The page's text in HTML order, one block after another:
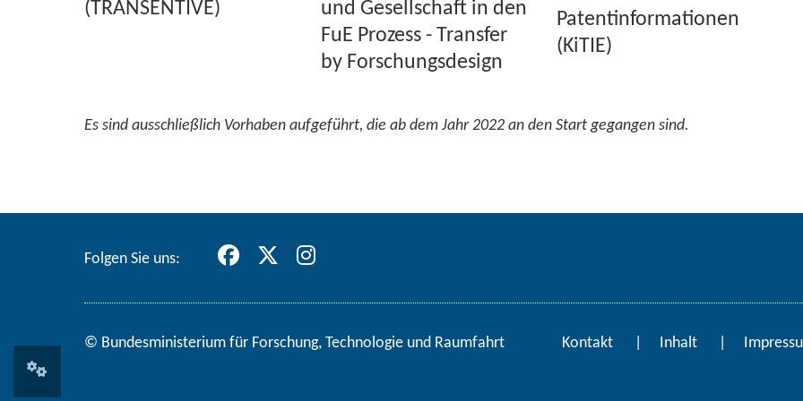
(TRAN­SEN­TI­VE)
und Ge­sell­schaft in den
FuE Pro­zess - Trans­fer
by For­schungs­de­sign
Pa­tent­in­for­ma­tio­nen
(KiTIE)
Es sind aus­schließ­lich Vor­ha­ben auf­ge­führt, die ab dem Jahr 2022 an den Start ge­gan­gen sind.
Fol­gen Sie uns:
© Bun­des­mi­nis­te­ri­um für ­For­schung, Tech­no­lo­gie und Raum­fahrt Kon­takt In­halt